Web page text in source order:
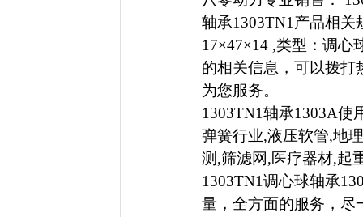
轴承1303TN1产品相关
17×47×14 ,类型：调心
的相关信息，可以拨打
为您服务。
1303TN1轴承1303A使
弹簧行业,液压软管,地
测,筛滤网,医疗器材,起
1303TN1调心球轴承
量，全方面的服务，尽